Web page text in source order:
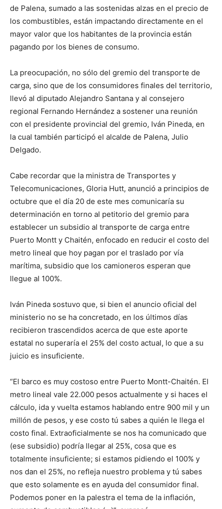
de Palena, sumado a las sostenidas alzas en el precio de
los combustibles, están impactando directamente en el
mayor valor que los habitantes de la provincia están
pagando por los bienes de consumo.
La preocupación, no sólo del gremio del transporte de
carga, sino que de los consumidores finales del territorio,
llevó al diputado Alejandro Santana y al consejero
regional Fernando Hernández a sostener una reunión
con el presidente provincial del gremio, Iván Pineda, en
la cual también participó el alcalde de Palena, Julio
Delgado.
Cabe recordar que la ministra de Transportes y
Telecomunicaciones, Gloria Hutt, anunció a principios de
octubre que el día 20 de este mes comunicaría su
determinación en torno al petitorio del gremio para
establecer un subsidio al transporte de carga entre
Puerto Montt y Chaitén, enfocado en reducir el costo del
metro lineal que hoy pagan por el traslado por vía
marítima, subsidio que los camioneros esperan que
llegue al 100%.
Iván Pineda sostuvo que, si bien el anuncio oficial del
ministerio no se ha concretado, en los últimos días
recibieron trascendidos acerca de que este aporte
estatal no superaría el 25% del costo actual, lo que a su
juicio es insuficiente.
“El barco es muy costoso entre Puerto Montt-Chaitén. El
metro lineal vale 22.000 pesos actualmente y si haces el
cálculo, ida y vuelta estamos hablando entre 900 mil y un
millón de pesos, y ese costo tú sabes a quién le llega el
costo final. Extraoficialmente se nos ha comunicado que
(ese subsidio) podría llegar al 25%, cosa que es
totalmente insuficiente; si estamos pidiendo el 100% y
nos dan el 25%, no refleja nuestro problema y tú sabes
que esto solamente es en ayuda del consumidor final.
Podemos poner en la palestra el tema de la inflación,